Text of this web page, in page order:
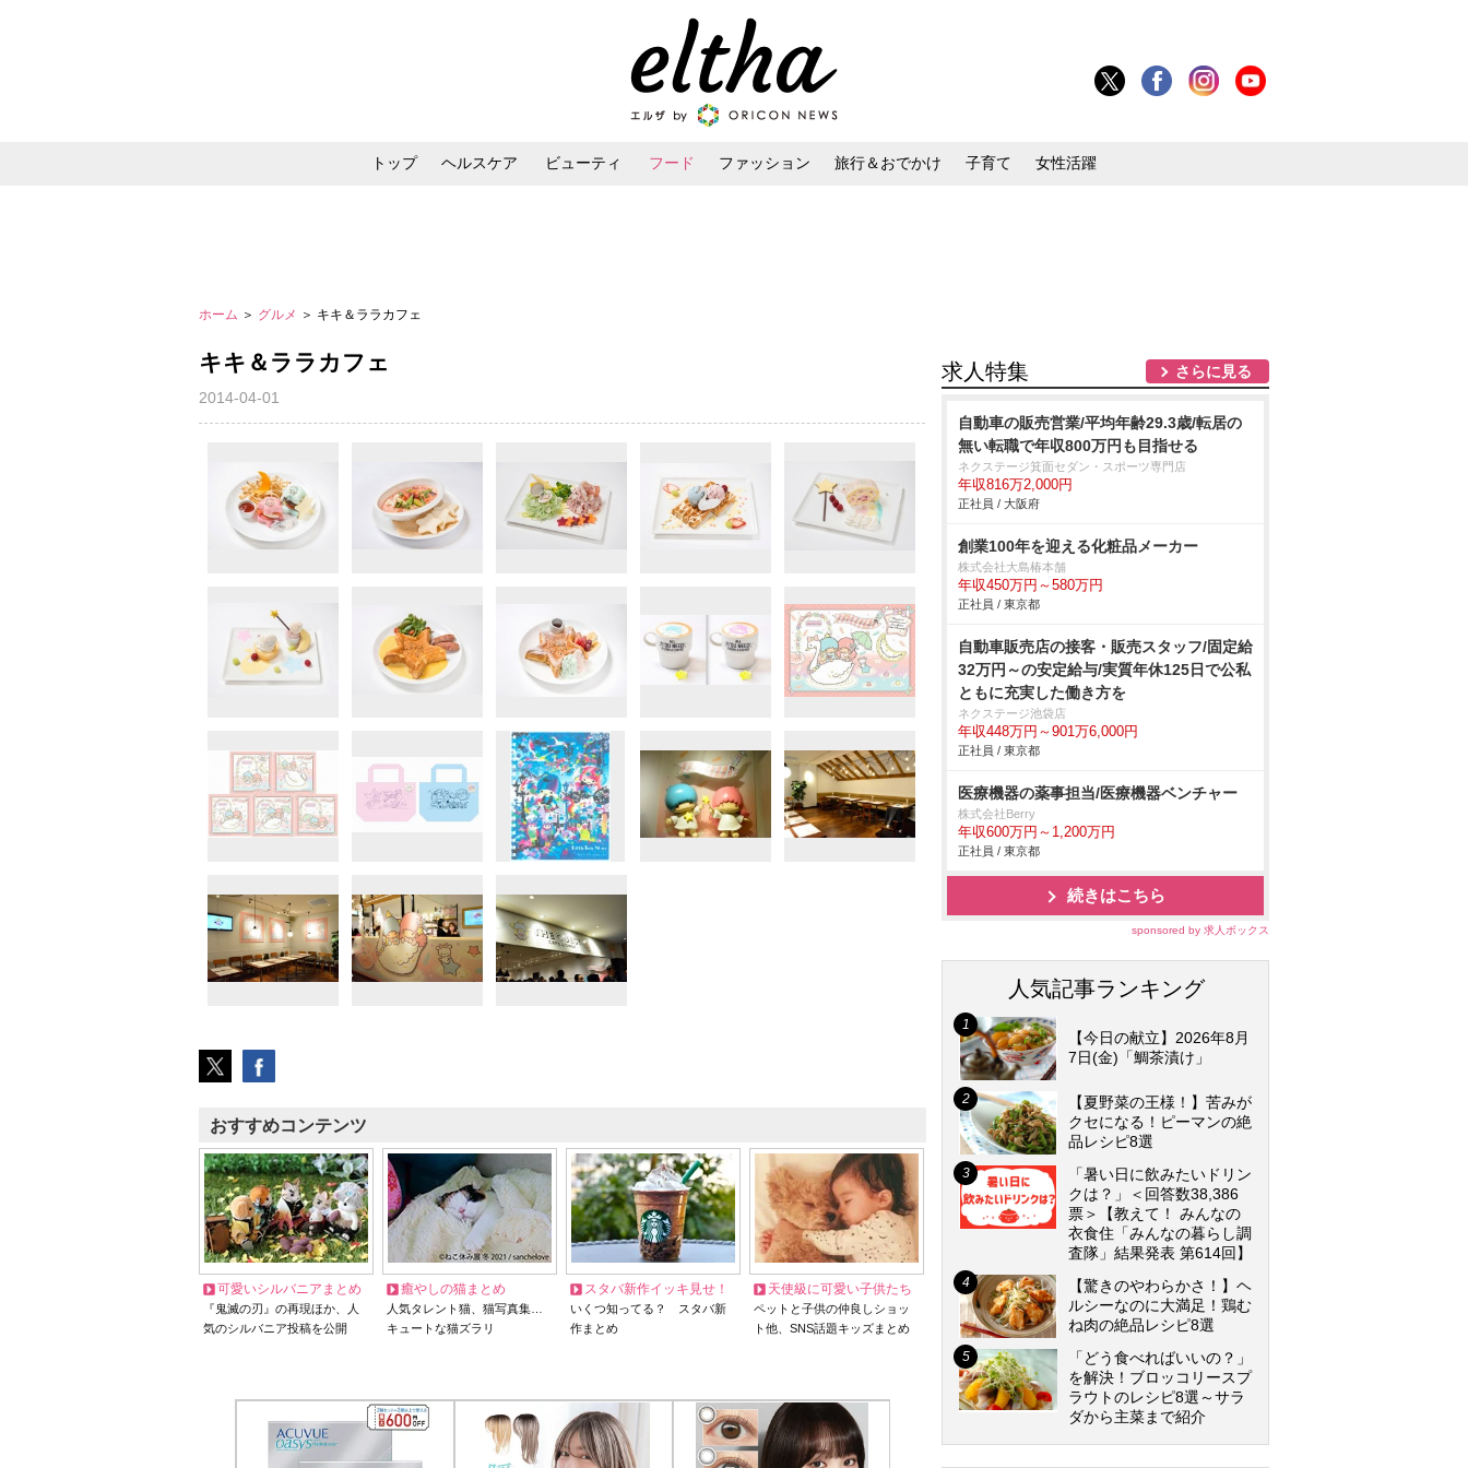
トップ ヘルスケア ビューティ フード ファッション 旅行＆おでかけ 子育て 女性活躍
ホーム ＞ グルメ ＞ キキ＆ララカフェ
キキ＆ララカフェ
2014-04-01
おすすめコンテンツ
可愛いシルバニアまとめ
『鬼滅の刃』の再現ほか、人
気のシルバニア投稿を公開
癒やしの猫まとめ
人気タレント猫、猫写真集…
キュートな猫ズラリ
スタバ新作イッキ見せ！
いくつ知ってる？ スタバ新
作まとめ
天使級に可愛い子供たち
ペットと子供の仲良しショッ
ト他、SNS話題キッズまとめ
求人特集 さらに見る
自動車の販売営業/平均年齢29.3歳/転居の
無い転職で年収800万円も目指せる
ネクステージ箕面セダン・スポーツ専門店
年収816万2,000円
正社員 / 大阪府
創業100年を迎える化粧品メーカー
株式会社大島椿本舗
年収450万円～580万円
正社員 / 東京都
自動車販売店の接客・販売スタッフ/固定給
32万円～の安定給与/実質年休125日で公私
ともに充実した働き方を
ネクステージ池袋店
年収448万円～901万6,000円
正社員 / 東京都
医療機器の薬事担当/医療機器ベンチャー
株式会社Berry
年収600万円～1,200万円
正社員 / 東京都
続きはこちら
sponsored by 求人ボックス
人気記事ランキング
【今日の献立】2026年8月
7日(金)「鯛茶漬け」
【夏野菜の王様！】苦みが
クセになる！ピーマンの絶
品レシピ8選
「暑い日に飲みたいドリン
クは？」＜回答数38,386
票＞【教えて！ みんなの
衣食住「みんなの暮らし調
査隊」結果発表 第614回】
【驚きのやわらかさ！】ヘ
ルシーなのに大満足！鶏む
ね肉の絶品レシピ8選
「どう食べればいいの？」
を解決！ブロッコリースプ
ラウトのレシピ8選～サラ
ダから主菜まで紹介